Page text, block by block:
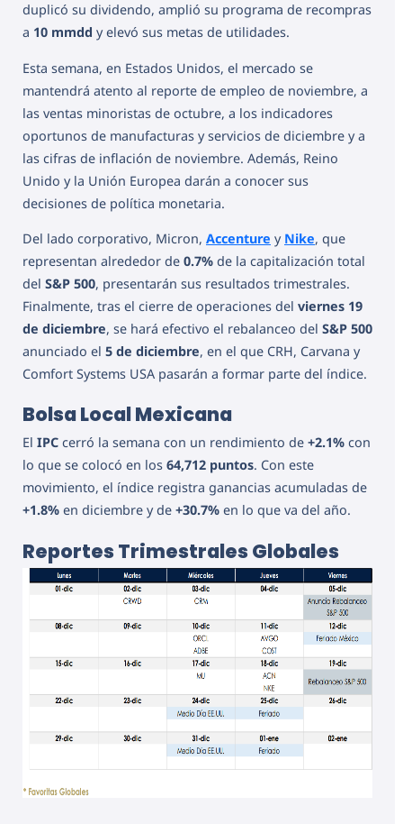
duplicó su dividendo, amplió su programa de recompras
a 10 mmdd y elevó sus metas de utilidades.
Esta semana, en Estados Unidos, el mercado se
mantendrá atento al reporte de empleo de noviembre, a
las ventas minoristas de octubre, a los indicadores
oportunos de manufacturas y servicios de diciembre y a
las cifras de inflación de noviembre. Además, Reino
Unido y la Unión Europea darán a conocer sus
decisiones de política monetaria.
Del lado corporativo, Micron, Accenture y Nike, que
representan alrededor de 0.7% de la capitalización total
del S&P 500, presentarán sus resultados trimestrales.
Finalmente, tras el cierre de operaciones del viernes 19
de diciembre, se hará efectivo el rebalanceo del S&P 500
anunciado el 5 de diciembre, en el que CRH, Carvana y
Comfort Systems USA pasarán a formar parte del índice.
Bolsa Local Mexicana
El IPC cerró la semana con un rendimiento de +2.1% con
lo que se colocó en los 64,712 puntos. Con este
movimiento, el índice registra ganancias acumuladas de
+1.8% en diciembre y de +30.7% en lo que va del año.
Reportes Trimestrales Globales